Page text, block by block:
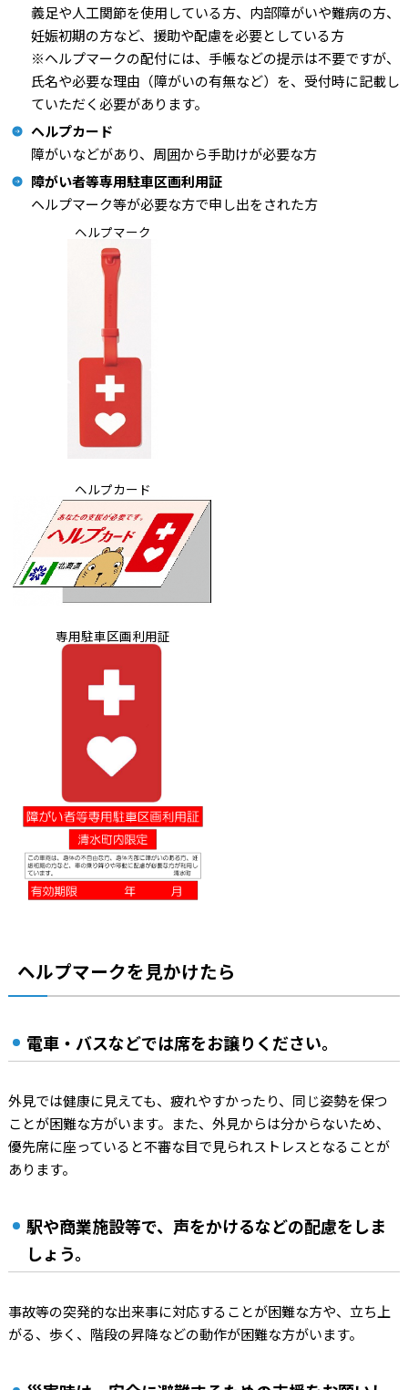
義足や人工関節を使用している方、内部障がいや難病の方、
妊娠初期の方など、援助や配慮を必要としている方
※ヘルプマークの配付には、手帳などの提示は不要ですが、
氏名や必要な理由（障がいの有無など）を、受付時に記載し
ていただく必要があります。
ヘルプカード
障がいなどがあり、周囲から手助けが必要な方
障がい者等専用駐車区画利用証
ヘルプマーク等が必要な方で申し出をされた方
ヘルプマーク
ヘルプカード
専用駐車区画利用証
ヘルプマークを見かけたら
電車・バスなどでは席をお譲りください。
外見では健康に見えても、疲れやすかったり、同じ姿勢を保つ
ことが困難な方がいます。また、外見からは分からないため、
優先席に座っていると不審な目で見られストレスとなることが
あります。
駅や商業施設等で、声をかけるなどの配慮をしま
しょう。
事故等の突発的な出来事に対応することが困難な方や、立ち上
がる、歩く、階段の昇降などの動作が困難な方がいます。